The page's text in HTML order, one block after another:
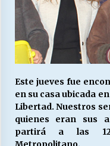
23/
16/
28/
Este jueves fue
en su casa ubicada
Libertad. Nuestros
quienes eran sus
partirá a las